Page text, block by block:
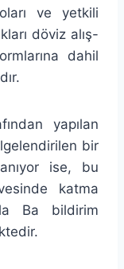
ve yetkili
döviz alış-
dahil
yapılan
bir
ise, bu
katma
Ba bildirim